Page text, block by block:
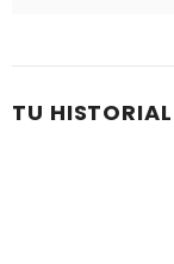
TU HISTORIAL